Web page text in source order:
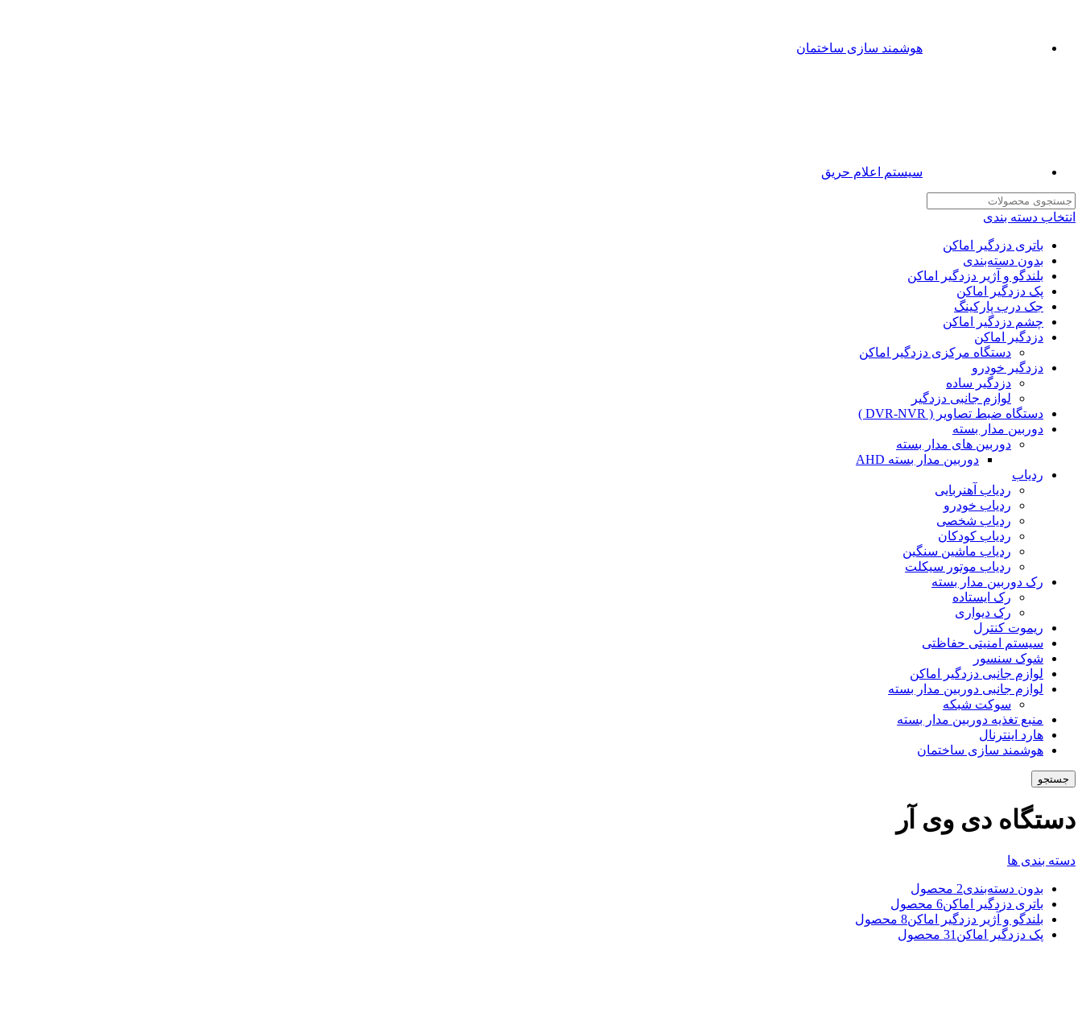
هوشمند سازی ساختمان
سیستم اعلام حریق
انتخاب دسته بندی
باتری دزدگیر اماکن
بدون دسته‌بندی
بلندگو و آژیر دزدگیر اماکن
پک دزدگیر اماکن
جک درب پارکینگ
چشم دزدگیر اماکن
دزدگیر اماکن
دستگاه مرکزی دزدگیر اماکن
دزدگیر خودرو
دزدگیر ساده
لوازم جانبی دزدگیر
دستگاه ضبط تصاویر ( DVR-NVR )
دوربین مدار بسته
دوربین های مدار بسته
دوربین مدار بسته AHD
ردیاب
ردیاب آهنربایی
ردیاب خودرو
ردیاب شخصی
ردیاب کودکان
ردیاب ماشین سنگین
ردیاب موتور سیکلت
رک دوربین مدار بسته
رک ایستاده
رک دیواری
ریموت کنترل
سیستم امنیتی حفاظتی
شوک سنسور
لوازم جانبی دزدگیر اماکن
لوازم جانبی دوربین مدار بسته
سوکت شبکه
منبع تغذیه دوربین مدار بسته
هارد اینترنال
هوشمند سازی ساختمان
جستجو
دستگاه دی وی آر
دسته بندی ها
بدون دسته‌بندی2 محصول
باتری دزدگیر اماکن6 محصول
بلندگو و آژیر دزدگیر اماکن8 محصول
پک دزدگیر اماکن 31 محصول